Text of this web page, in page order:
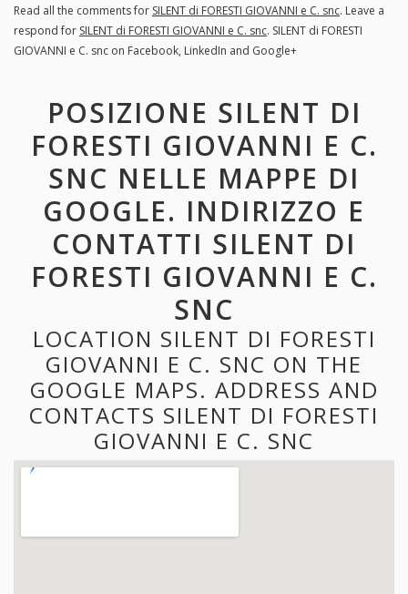
Read all the comments for SILENT di FORESTI GIOVANNI e C. snc. Leave a
respond for SILENT di FORESTI GIOVANNI e C. snc. SILENT di FORESTI
GIOVANNI e C. snc on Facebook, LinkedIn and Google+
POSIZIONE SILENT DI
FORESTI GIOVANNI E C.
SNC NELLE MAPPE DI
GOOGLE. INDIRIZZO E
CONTATTI SILENT DI
FORESTI GIOVANNI E C.
SNC
LOCATION SILENT DI FORESTI
GIOVANNI E C. SNC ON THE
GOOGLE MAPS. ADDRESS AND
CONTACTS SILENT DI FORESTI
GIOVANNI E C. SNC